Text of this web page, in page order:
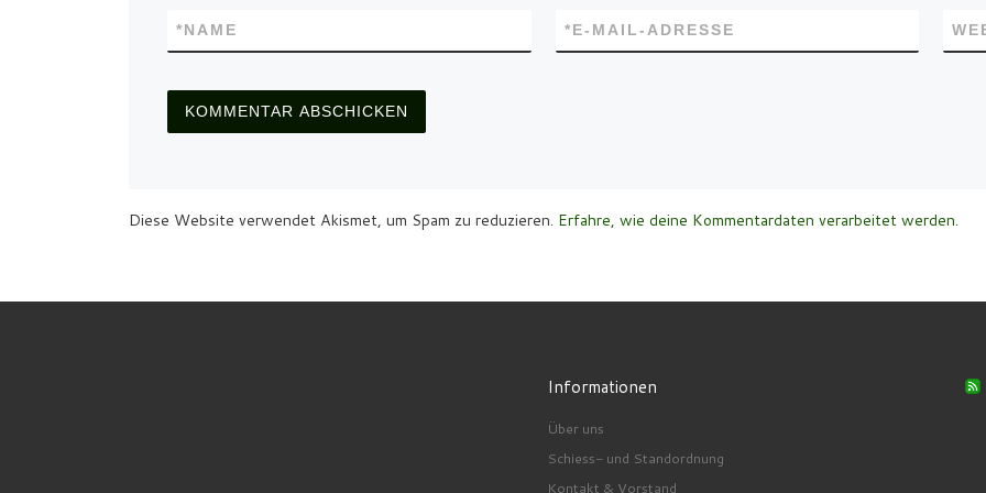
NAME
* E-MAIL-ADRESSE
*
Diese Website verwendet Akismet, um Spam zu reduzieren. Erfahre, wie deine Kommentardaten verarbeitet werden.
Informationen
Über uns
Schiess- und Standordnung
Kontakt & Vorstand